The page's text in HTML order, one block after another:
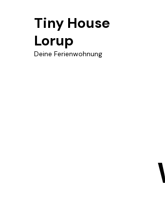
Tiny House
Lorup
Deine Ferienwohnung